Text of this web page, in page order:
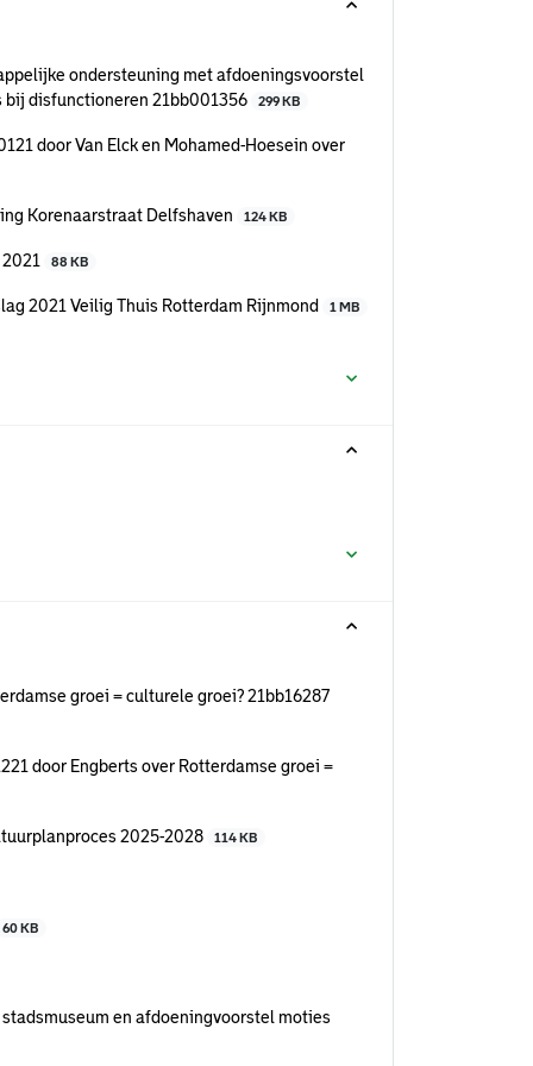
ondersteuning met afdoeningsvoorstel
bij disfunctioneren 21bb001356
299 KB
door Van Elck en Mohamed-Hoesein over
Korenaarstraat Delfshaven 124 KB
88 KB
2021 Veilig Thuis Rotterdam Rijnmond 1 MB
groei = culturele groei? 21bb16287
door Engberts over Rotterdamse groei =
2025-2028 114 KB
60 KB
en afdoeningvoorstel moties